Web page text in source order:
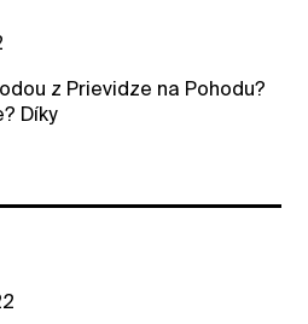
z Prievidze na Pohodu?
Díky